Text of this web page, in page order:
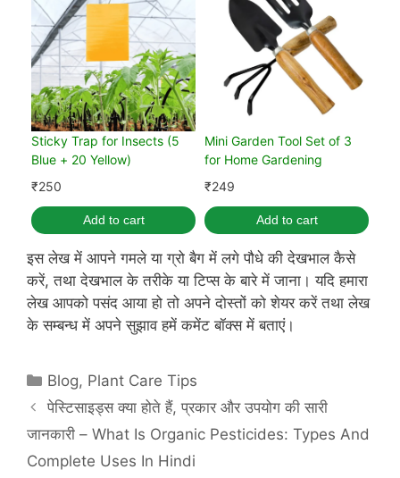
Sticky Trap for Insects (5
Blue + 20 Yellow)
₹250
Add to cart
Mini Garden Tool Set of 3
for Home Gardening
₹249
Add to cart
इस लेख में आपने गमले या ग्रो बैग में लगे पौधे की देखभाल कैसे
करें, तथा देखभाल के तरीके या टिप्स के बारे में जाना। यदि हमारा
लेख आपको पसंद आया हो तो अपने दोस्तों को शेयर करें तथा लेख
के सम्बन्ध में अपने सुझाव हमें कमेंट बॉक्स में बताएं।
Categories
Blog, Plant Care Tips
पेस्टिसाइड्स क्या होते हैं, प्रकार और उपयोग की सारी
जानकारी – What Is Organic Pesticides: Types And
Complete Uses In Hindi